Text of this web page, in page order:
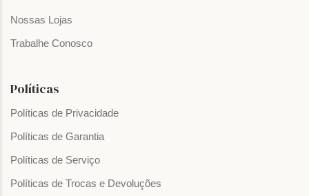
Nossas Lojas
Trabalhe Conosco
Políticas
Políticas de Privacidade
Políticas de Garantia
Políticas de Serviço
Políticas de Trocas e Devoluções